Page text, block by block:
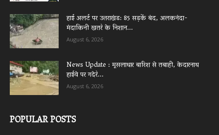
हाई अलर्ट पर उत्तराखंड: 85 सड़कें बंद, अलकनंदा-
मंदाकिनी खतरे के निशान...
August 6, 2026
News Update : मूसलाधार बारिश से तबाही, केदारनाथ
हाईवे पर गदेरे...
August 6, 2026
POPULAR POSTS